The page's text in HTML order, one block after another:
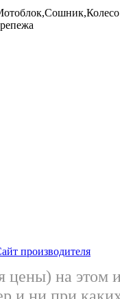
производителя
на этом
и ни при